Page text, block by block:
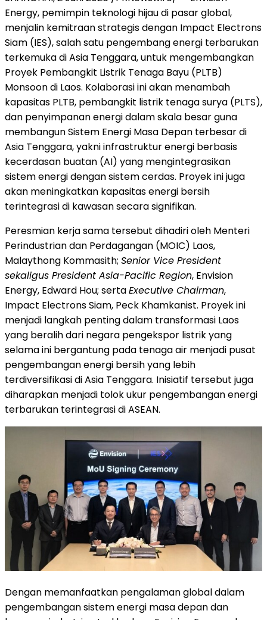
Energy, pemimpin teknologi hijau di pasar global,
menjalin kemitraan strategis dengan Impact Electrons
Siam (IES), salah satu pengembang energi terbarukan
terkemuka di Asia Tenggara, untuk mengembangkan
Proyek Pembangkit Listrik Tenaga Bayu (PLTB)
Monsoon di Laos. Kolaborasi ini akan menambah
kapasitas PLTB, pembangkit listrik tenaga surya (PLTS),
dan penyimpanan energi dalam skala besar guna
membangun Sistem Energi Masa Depan terbesar di
Asia Tenggara, yakni infrastruktur energi berbasis
kecerdasan buatan (AI) yang mengintegrasikan
sistem energi dengan sistem cerdas. Proyek ini juga
akan meningkatkan kapasitas energi bersih
terintegrasi di kawasan secara signifikan.
Peresmian kerja sama tersebut dihadiri oleh Menteri
Perindustrian dan Perdagangan (MOIC) Laos,
Malaythong Kommasith; Senior Vice President
sekaligus President Asia-Pacific Region, Envision
Energy, Edward Hou; sertaExecutive Chairman,
Impact Electrons Siam, Peck Khamkanist. Proyek ini
menjadi langkah penting dalam transformasi Laos
yang beralih dari negara pengekspor listrik yang
selama ini bergantung pada tenaga air menjadi pusat
pengembangan energi bersih yang lebih
terdiversifikasi di Asia Tenggara. Inisiatif tersebut juga
diharapkan menjadi tolok ukur pengembangan energi
terbarukan terintegrasi di ASEAN.
Dengan memanfaatkan pengalaman global dalam
pengembangan sistem energi masa depan dan